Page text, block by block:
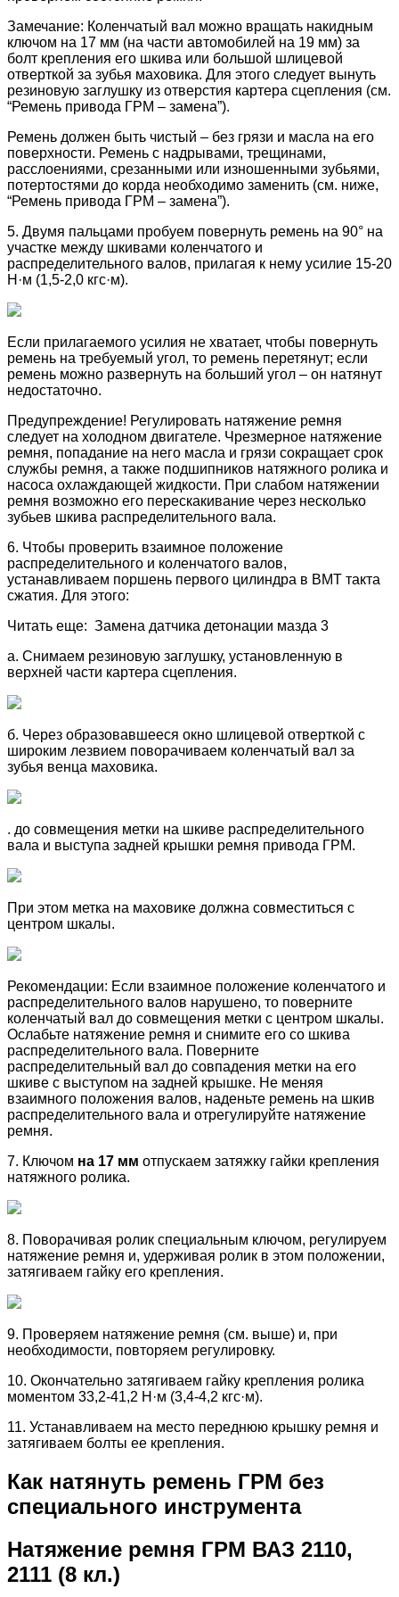
Замечание: Коленчатый вал можно вращать накидным
ключом на 17 мм (на части автомобилей на 19 мм) за
болт крепления его шкива или большой шлицевой
отверткой за зубья маховика. Для этого следует вынуть
резиновую заглушку из отверстия картера сцепления (см.
“Ремень привода ГРМ – замена”).
Ремень должен быть чистый – без грязи и масла на его
поверхности. Ремень с надрывами, трещинами,
расслоениями, срезанными или изношенными зубьями,
потертостями до корда необходимо заменить (см. ниже,
“Ремень привода ГРМ – замена”).
5. Двумя пальцами пробуем повернуть ремень на 90° на
участке между шкивами коленчатого и
распределительного валов, прилагая к нему усилие 15-20
Н·м (1,5-2,0 кгс·м).
Если прилагаемого усилия не хватает, чтобы повернуть
ремень на требуемый угол, то ремень перетянут; если
ремень можно развернуть на больший угол – он натянут
недостаточно.
Предупреждение! Регулировать натяжение ремня
следует на холодном двигателе. Чрезмерное натяжение
ремня, попадание на него масла и грязи сокращает срок
службы ремня, а также подшипников натяжного ролика и
насоса охлаждающей жидкости. При слабом натяжении
ремня возможно его перескакивание через несколько
зубьев шкива распределительного вала.
6. Чтобы проверить взаимное положение
распределительного и коленчатого валов,
устанавливаем поршень первого цилиндра в ВМТ такта
сжатия. Для этого:
Читать еще: Замена датчика детонации мазда 3
а. Снимаем резиновую заглушку, установленную в
верхней части картера сцепления.
б. Через образовавшееся окно шлицевой отверткой с
широким лезвием поворачиваем коленчатый вал за
зубья венца маховика.
. до совмещения метки на шкиве распределительного
вала и выступа задней крышки ремня привода ГРМ.
При этом метка на маховике должна совместиться с
центром шкалы.
Рекомендации: Если взаимное положение коленчатого и
распределительного валов нарушено, то поверните
коленчатый вал до совмещения метки с центром шкалы.
Ослабьте натяжение ремня и снимите его со шкива
распределительного вала. Поверните
распределительный вал до совпадения метки на его
шкиве с выступом на задней крышке. Не меняя
взаимного положения валов, наденьте ремень на шкив
распределительного вала и отрегулируйте натяжение
ремня.
7. Ключом на 17 мм отпускаем затяжку гайки крепления
натяжного ролика.
8. Поворачивая ролик специальным ключом, регулируем
натяжение ремня и, удерживая ролик в этом положении,
затягиваем гайку его крепления.
9. Проверяем натяжение ремня (см. выше) и, при
необходимости, повторяем регулировку.
10. Окончательно затягиваем гайку крепления ролика
моментом 33,2-41,2 Н·м (3,4-4,2 кгс·м).
11. Устанавливаем на место переднюю крышку ремня и
затягиваем болты ее крепления.
Как натянуть ремень ГРМ без
специального инструмента
Натяжение ремня ГРМ ВАЗ 2110,
2111 (8 кл.)